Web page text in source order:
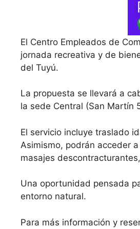
El Centro Empleados de
jornada recreativa y de
del Tuyú.
La propuesta se llevará a
la sede Central (San Martín
El servicio incluye traslado
Asimismo, podrán acceder
masajes
Una oportunidad pensada
entorno natural.
Para más información y